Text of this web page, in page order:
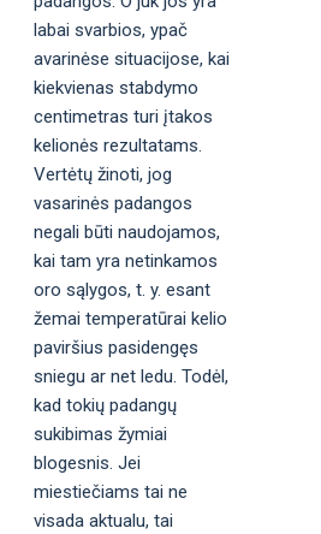
labai svarbios, ypač
avarinėse situacijose, kai
kiekvienas stabdymo
centimetras turi įtakos
kelionės rezultatams.
Vertėtų žinoti, jog
vasarinės padangos
negali būti naudojamos,
kai tam yra netinkamos
oro sąlygos, t. y. esant
žemai temperatūrai kelio
paviršius pasidengęs
sniegu ar net ledu. Todėl,
kad tokių padangų
sukibimas žymiai
blogesnis. Jei
miestiečiams tai ne
visada aktualu, tai